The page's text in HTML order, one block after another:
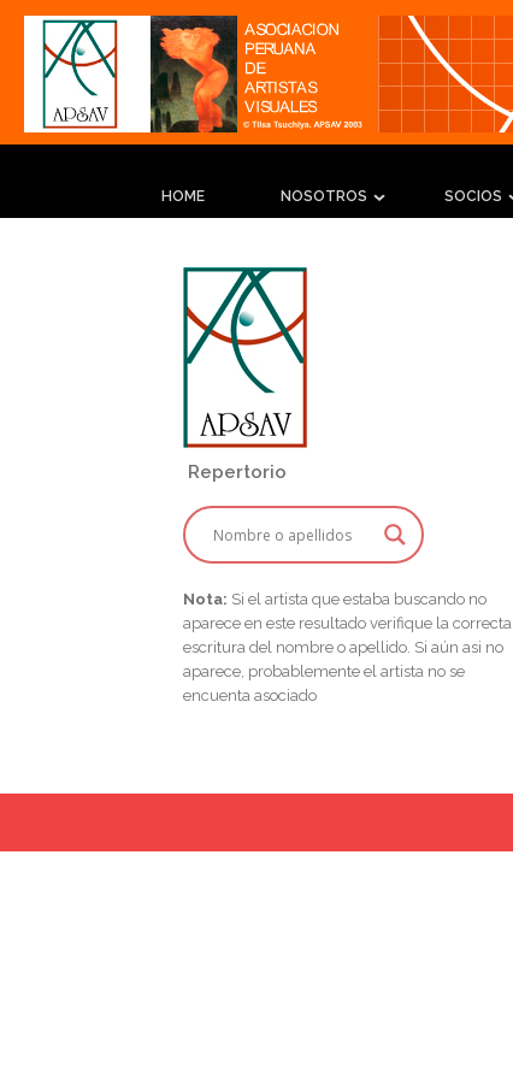
HOME NOSOTROS SOCIOS
Repertorio
Nota: Si el artista que estaba buscando no
aparece en este resultado verifique la correcta
escritura del nombre o apellido. Si aún asi no
aparece, probablemente el artista no se
encuenta asociado